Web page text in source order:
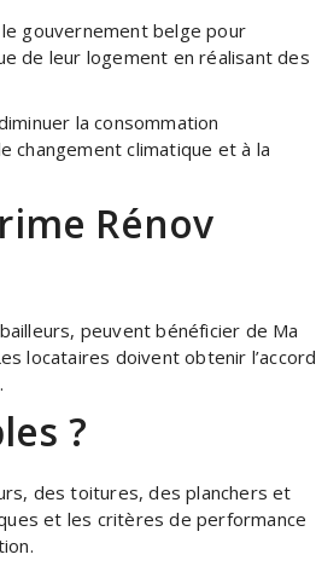
gouvernement belge pour
de leur logement en réalisant des
la consommation
changement climatique et à la
Rénov
peuvent bénéficier de Ma
locataires doivent obtenir l’accord
?
des toitures, des planchers et
et les critères de performance